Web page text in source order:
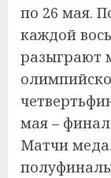
по 26 мая.
каждой
разыграют
мая – финал
Матчи